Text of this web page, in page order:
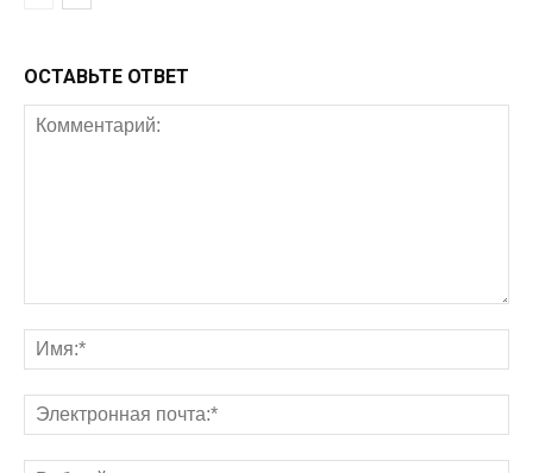
ОСТАВЬТЕ ОТВЕТ